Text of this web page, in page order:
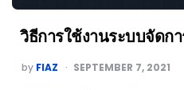
วิธีการใช้งานระบบจัดก
by FIAZ SEPTEMBER 7, 2021